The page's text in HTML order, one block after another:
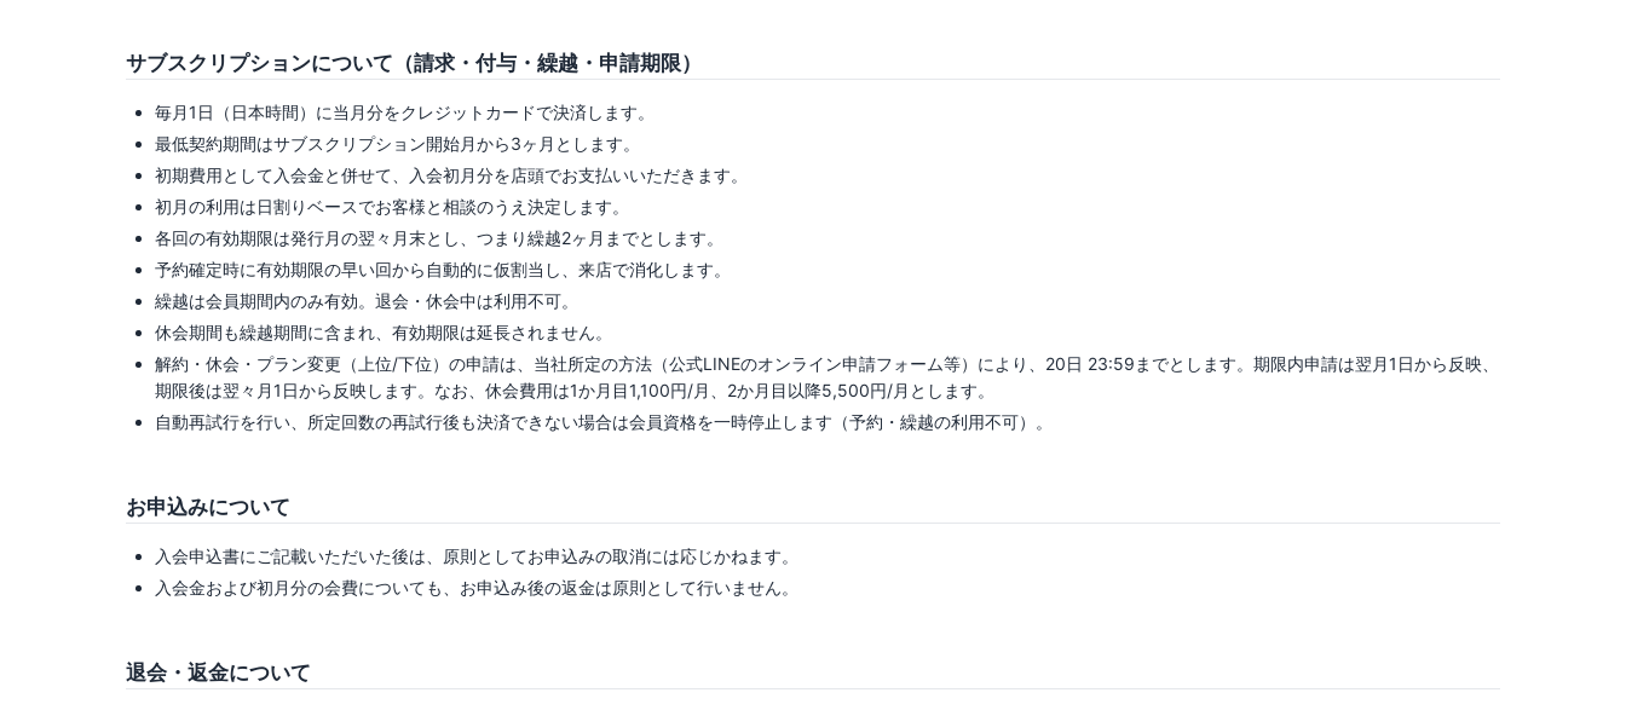
サブスクリプションについて（請求・付与・繰越・申請期限）
毎月1日（日本時間）に当月分をクレジットカードで決済します。
最低契約期間はサブスクリプション開始月から3ヶ月とします。
初期費用として入会金と併せて、入会初月分を店頭でお支払いいただきます。
初月の利用は日割りベースでお客様と相談のうえ決定します。
各回の有効期限は発行月の翌々月末とし、つまり繰越2ヶ月までとします。
予約確定時に有効期限の早い回から自動的に仮割当し、来店で消化します。
繰越は会員期間内のみ有効。退会・休会中は利用不可。
休会期間も繰越期間に含まれ、有効期限は延長されません。
解約・休会・プラン変更（上位/下位）の申請は、当社所定の方法（公式LINEのオンライン申請フォーム等）により、20日 23:59までとします。期限内申請は翌月1日から反映、
期限後は翌々月1日から反映します。なお、休会費用は1か月目1,100円/月、2か月目以降5,500円/月とします。
自動再試行を行い、所定回数の再試行後も決済できない場合は会員資格を一時停止します（予約・繰越の利用不可）。
お申込みについて
入会申込書にご記載いただいた後は、原則としてお申込みの取消には応じかねます。
入会金および初月分の会費についても、お申込み後の返金は原則として行いません。
退会・返金について